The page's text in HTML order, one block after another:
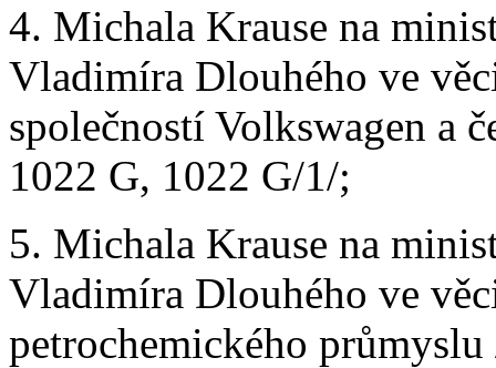
4. Michala Krause na
Vladimíra Dlouhého ve
společností Volkswagen a
1022 G, 1022 G/1/;
5. Michala Krause na
Vladimíra Dlouhého ve
petrochemického